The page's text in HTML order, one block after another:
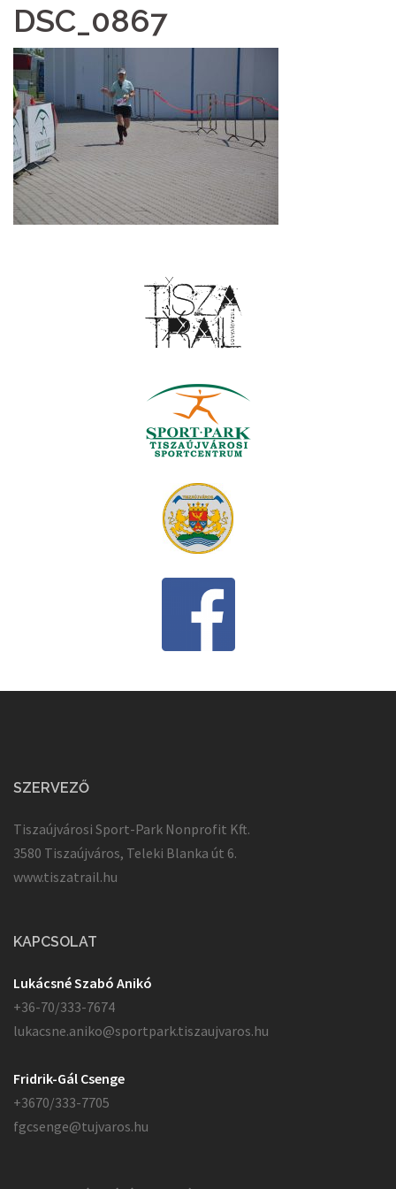
DSC_0867
SZERVEZŐ
Tiszaújvárosi Sport-Park Nonprofit Kft.
3580 Tiszaújváros, Teleki Blanka út 6.
www.tiszatrail.hu
KAPCSOLAT
Lukácsné Szabó Anikó
+36-70/333-7674
lukacsne.aniko@sportpark.tiszaujvaros.hu
Fridrik-Gál Csenge
+3670/333-7705
fgcsenge@tujvaros.hu